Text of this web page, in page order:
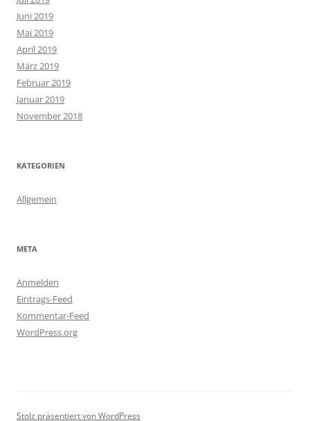
Juni 2019
Mai 2019
April 2019
März 2019
Februar 2019
Januar 2019
November 2018
KATEGORIEN
Allgemein
META
Anmelden
Eintrags-Feed
Kommentar-Feed
WordPress.org
Stolz präsentiert von WordPress